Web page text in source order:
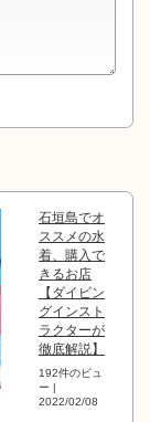
石垣島でオ
ススメの水
着、購入で
きるお店
【ダイビン
グインスト
ラクターが
徹底解説】
192件のビュ
ー |
2022/02/08